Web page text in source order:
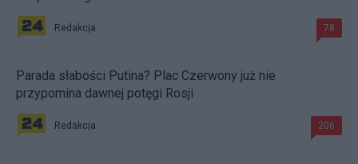
Redakcja 78
Parada słabości Putina? Plac Czerwony już nie
przypomina dawnej potęgi Rosji
Redakcja 206